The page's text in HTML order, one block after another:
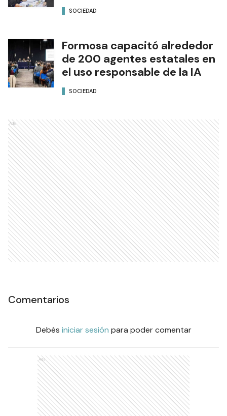
SOCIEDAD
Formosa capacitó alrededor
de 200 agentes estatales en
el uso responsable de la IA
SOCIEDAD
Ads
Comentarios
Debés iniciar sesión para poder comentar
Ads